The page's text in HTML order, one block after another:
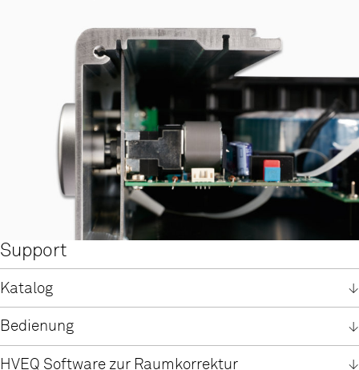
Support
Katalog
Katalog HV-Serie
Englisch
Bedienung
Bedienungsanleitung PA 3000 HV
Bedienungsanleitung Phonomodul
HVEQ Software zur Raumkorrektur